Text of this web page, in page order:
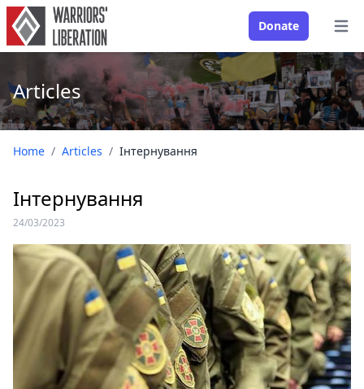
Donate
Articles
Home / Articles / Інтернування
Інтернування
24/03/2023